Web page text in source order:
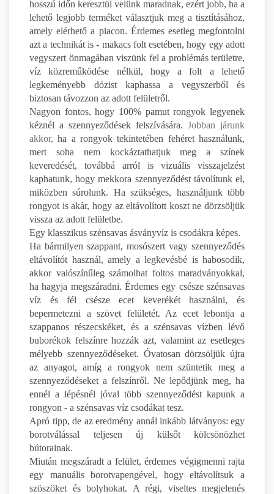
hosszú időn keresztül velünk maradnak, ezért jobb, ha a
lehető legjobb terméket választjuk meg a tisztításához,
amely elérhető a piacon. Érdemes esetleg megfontolni
azt a technikát is - makacs folt esetében, hogy egy adott
vegyszert önmagában viszünk fel a problémás területre,
víz közreműködése nélkül, hogy a folt a lehető
legkeményebb dózist kaphassa a vegyszerből és
biztosan távozzon az adott felületről.
Nagyon fontos, hogy 100% pamut rongyok legyenek
kéznél a szennyeződések felszívására. Jobban járunk
akkor, ha a rongyok tekintetében fehéret használunk,
mert soha nem kockáztathatjuk meg a színek
keveredését, továbbá arról is vizuális visszajelzést
kaphatunk, hogy mekkora szennyeződést távolítunk el,
miközben súrolunk. Ha szükséges, használjunk több
rongyot is akár, hogy az eltávolított koszt ne dörzsöljük
vissza az adott felületbe.
Egy klasszikus szénsavas ásványvíz is csodákra képes.
Ha bármilyen szappant, mosószert vagy szennyeződés
eltávolítót használ, amely a legkevésbé is habosodik,
akkor valószínűleg számolhat foltos maradványokkal,
ha hagyja megszáradni. Érdemes egy csésze szénsavas
víz és fél csésze ecet keverékét használni, és
bepermetezni a szövet felületét. Az ecet lebontja a
szappanos részecskéket, és a szénsavas vízben lévő
buborékok felszínre hozzák azt, valamint az esetleges
mélyebb szennyeződéseket. Óvatosan dörzsöljük újra
az anyagot, amíg a rongyok nem szüntetik meg a
szennyeződéseket a felszínről. Ne lepődjünk meg, ha
ennél a lépésnél jóval több szennyeződést kapunk a
rongyon - a szénsavas víz csodákat tesz.
Apró tipp, de az eredmény annál inkább látványos: egy
borotválással teljesen új külsőt kölcsönözhet
bútorainak.
Miután megszáradt a felület, érdemes végigmenni rajta
egy manuális borotvapengével, hogy eltávolítsuk a
szöszöket és bolyhokat. A régi, viseltes megjelenés